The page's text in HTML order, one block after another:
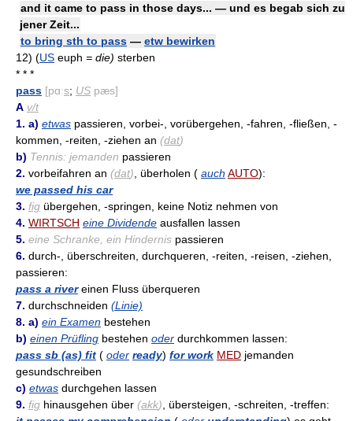
and it came to pass in those days... — und es begab sich zu
jener Zeit...
to bring sth to pass — etw bewirken
12) (US euph = die) sterben
* * *
pass [pɑːs; US pæs]
A v/t
1. a) etwas passieren, vorbei-, vorübergehen, -fahren, -fließen, -
kommen, -reiten, -ziehen an (dat)
b) Tennis: jemanden passieren
2. vorbeifahren an (dat) , überholen ( auch AUTO):
we passed his car
3. fig übergehen, -springen, keine Notiz nehmen von
4. WIRTSCH eine Dividende ausfallen lassen
5. eine Schranke, ein Hindernis passieren
6. durch-, überschreiten, durchqueren, -reiten, -reisen, -ziehen,
passieren:
pass a rivereinen Fluss überqueren
7. durchschneiden (Linie)
8. a) ein Examen bestehen
b) einen Prüfling bestehen oder durchkommen lassen:
pass sb (as) fit ( oder ready) for work MED jemanden
gesundschreiben
c) etwas durchgehen lassen
9. fig hinausgehen über (akk) , übersteigen, -schreiten, -treffen: